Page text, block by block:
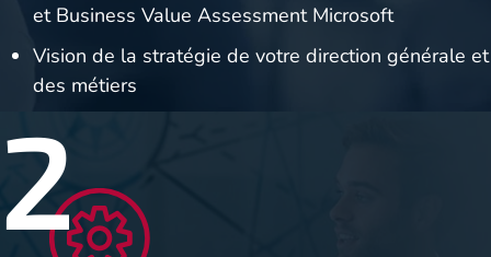
et Business Value Assessment Microsoft
Vision de la stratégie de votre direction générale et
des métiers
2